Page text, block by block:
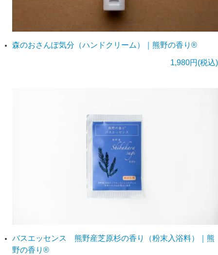
森のおさんぽ気分（ハンドクリーム）｜熊野の香り®
1,980円(税込)
バスエッセンス 熊野産芝原杉の香り（粉末入浴料）｜熊
野の香り®